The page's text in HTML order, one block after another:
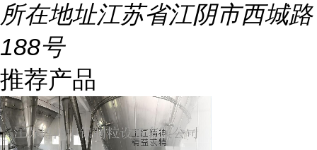
所在地址江苏省江阴市西城路
188号
推荐产品